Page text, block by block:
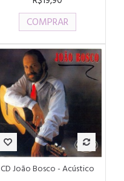
COMPRAR
CD João Bosco - Acústico